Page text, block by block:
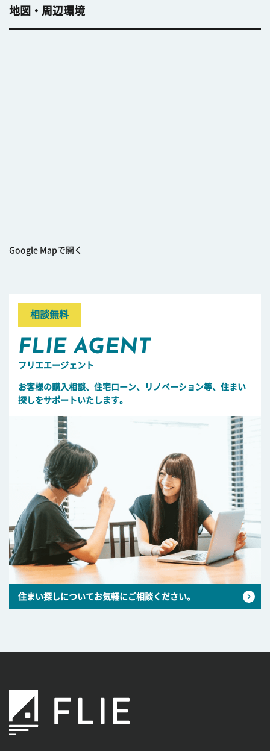
地図・周辺環境
Google Mapで開く
相談無料
FLIE AGENT
フリエエージェント
お客様の購入相談、住宅ローン、リノベーション等、住まい
探しをサポートいたします。
住まい探しについてお気軽にご相談ください。